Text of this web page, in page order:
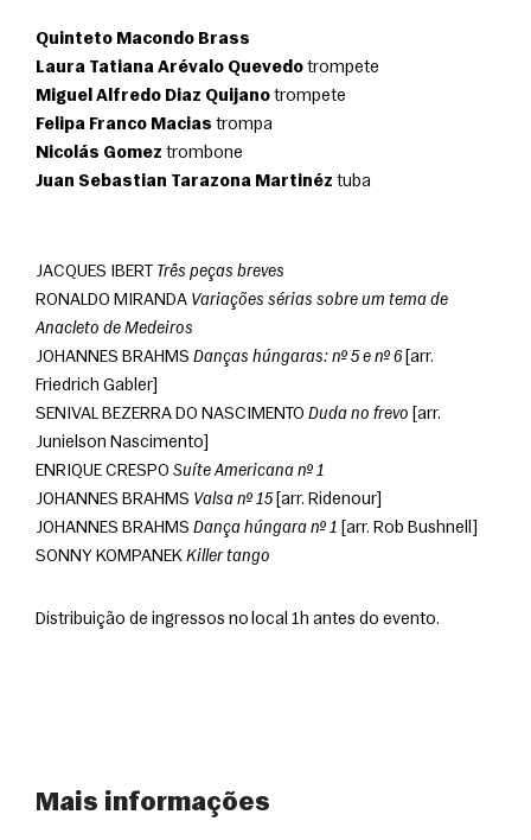
Quinteto Macondo Brass
Laura Tatiana Arévalo Quevedo trompete
Miguel Alfredo Diaz Quijano trompete
Felipa Franco Macias trompa
Nicolás Gomez trombone
Juan Sebastian Tarazona Martinéz tuba
JACQUES IBERT Três peças breves
RONALDO MIRANDA Variações sérias sobre um tema de
Anacleto de Medeiros
JOHANNES BRAHMS Danças húngaras: nº 5 e nº 6 [arr.
Friedrich Gabler]
SENIVAL BEZERRA DO NASCIMENTO Duda no frevo [arr.
Junielson Nascimento]
ENRIQUE CRESPO Suíte Americana nº 1
JOHANNES BRAHMS Valsa nº 15 [arr. Ridenour]
JOHANNES BRAHMS Dança húngara nº 1 [arr. Rob Bushnell]
SONNY KOMPANEK Killer tango
Distribuição de ingressos no local 1h antes do evento.
Mais informações